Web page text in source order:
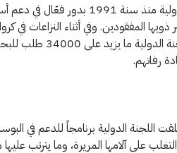
اضطلعت اللجنة الدولية منذ سنة
المفقودين. وفي أثناء النزاعات في
قدّمت الأسر إلى
رفاتهم.
2000، أطلقت اللجنة الدولية برنامجاً للدعم
على آلامها المريرة، وما يترتب